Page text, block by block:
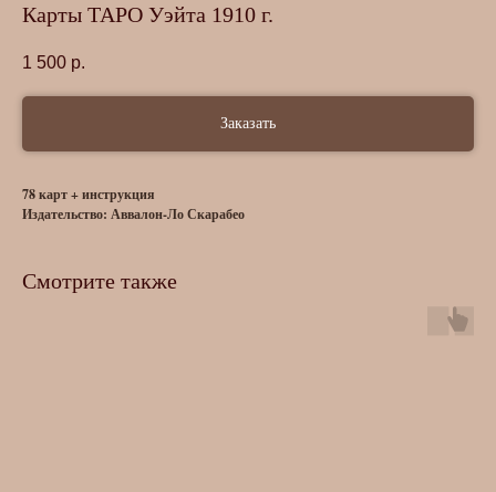
Карты ТАРО Уэйта 1910 г.
1 500 р.
Заказать
78 карт + инструкция
Издательство: Аввалон-Ло Скарабео
Смотрите также